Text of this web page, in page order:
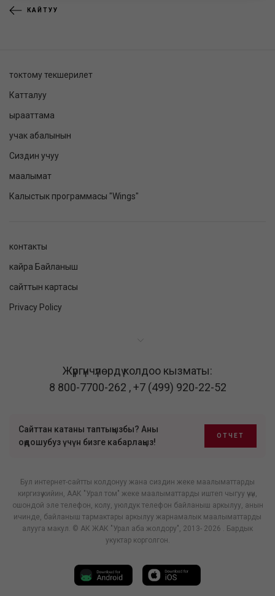
КАЙТУУ
токтому текшерилет
Катталуу
ырааттама
учак абалынын
Сиздин учуу
маалымат
Калыстык программасы "Wings"
контакты
кайра Байланыш
сайттын картасы
Privacy Policy
Жүргүнчүлөрдү колдоо кызматы:
8 800-7700-262 ,+7 (499) 920-22-52
Сайттан катаны таптыңызбы? Аны
оңдошубуз үчүн бизге кабарлаңыз!
ОТЧЕТ
Бул интернет-сайтты колдонуу жана сиздин жеке маалыматтарды
киргизүү кийин, ААК "Урал том" жеке маалыматтарды иштеп чыгуу үчүн,
ошондой эле телефон, колу, уюлдук телефон байланыш аркылуу, анын
ичинде, байланыш тармактары аркылуу жарнамалык маалыматтарды
алууга макул. © АК ЖАК "Урал аба жолдору", 2013- 2026 . Бардык
укуктар корголгон.